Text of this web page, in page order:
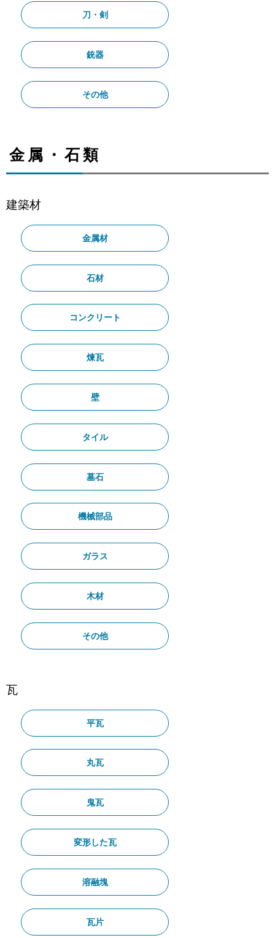
刀・剣
銃器
その他
金属・石類
建築材
金属材
石材
コンクリート
煉瓦
壁
タイル
墓石
機械部品
ガラス
木材
その他
瓦
平瓦
丸瓦
鬼瓦
変形した瓦
溶融塊
瓦片